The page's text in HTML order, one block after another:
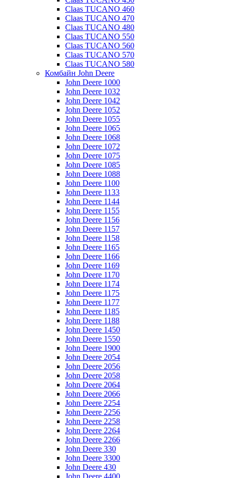
Claas TUCANO 460
Claas TUCANO 470
Claas TUCANO 480
Claas TUCANO 550
Claas TUCANO 560
Claas TUCANO 570
Claas TUCANO 580
Комбайн John Deere
John Deere 1000
John Deere 1032
John Deere 1042
John Deere 1052
John Deere 1055
John Deere 1065
John Deere 1068
John Deere 1072
John Deere 1075
John Deere 1085
John Deere 1088
John Deere 1100
John Deere 1133
John Deere 1144
John Deere 1155
John Deere 1156
John Deere 1157
John Deere 1158
John Deere 1165
John Deere 1166
John Deere 1169
John Deere 1170
John Deere 1174
John Deere 1175
John Deere 1177
John Deere 1185
John Deere 1188
John Deere 1450
John Deere 1550
John Deere 1900
John Deere 2054
John Deere 2056
John Deere 2058
John Deere 2064
John Deere 2066
John Deere 2254
John Deere 2256
John Deere 2258
John Deere 2264
John Deere 2266
John Deere 330
John Deere 3300
John Deere 430
John Deere 4400